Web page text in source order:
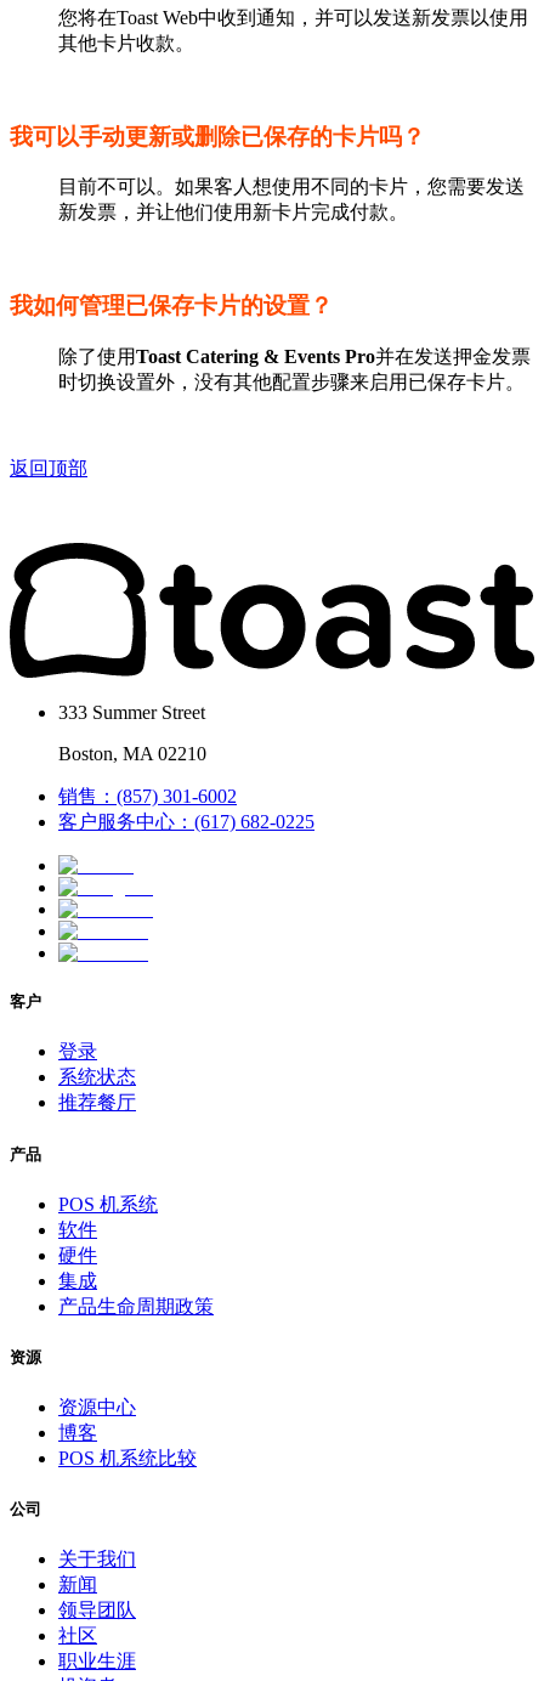
您将在Toast Web中收到通知，并可以发送新发票以使用
其他卡片收款。
我可以手动更新或删除已保存的卡片吗？
目前不可以。如果客人想使用不同的卡片，您需要发送
新发票，并让他们使用新卡片完成付款。
我如何管理已保存卡片的设置？
除了使用Toast Catering & Events Pro并在发送押金发票
时切换设置外，没有其他配置步骤来启用已保存卡片。
返回顶部
333 Summer Street
Boston, MA 02210
销售：(857) 301-6002
客户服务中心：(617) 682-0225
客户
登录
系统状态
推荐餐厅
产品
POS 机系统
软件
硬件
集成
产品生命周期政策
资源
资源中心
博客
POS 机系统比较
公司
关于我们
新闻
领导团队
社区
职业生涯